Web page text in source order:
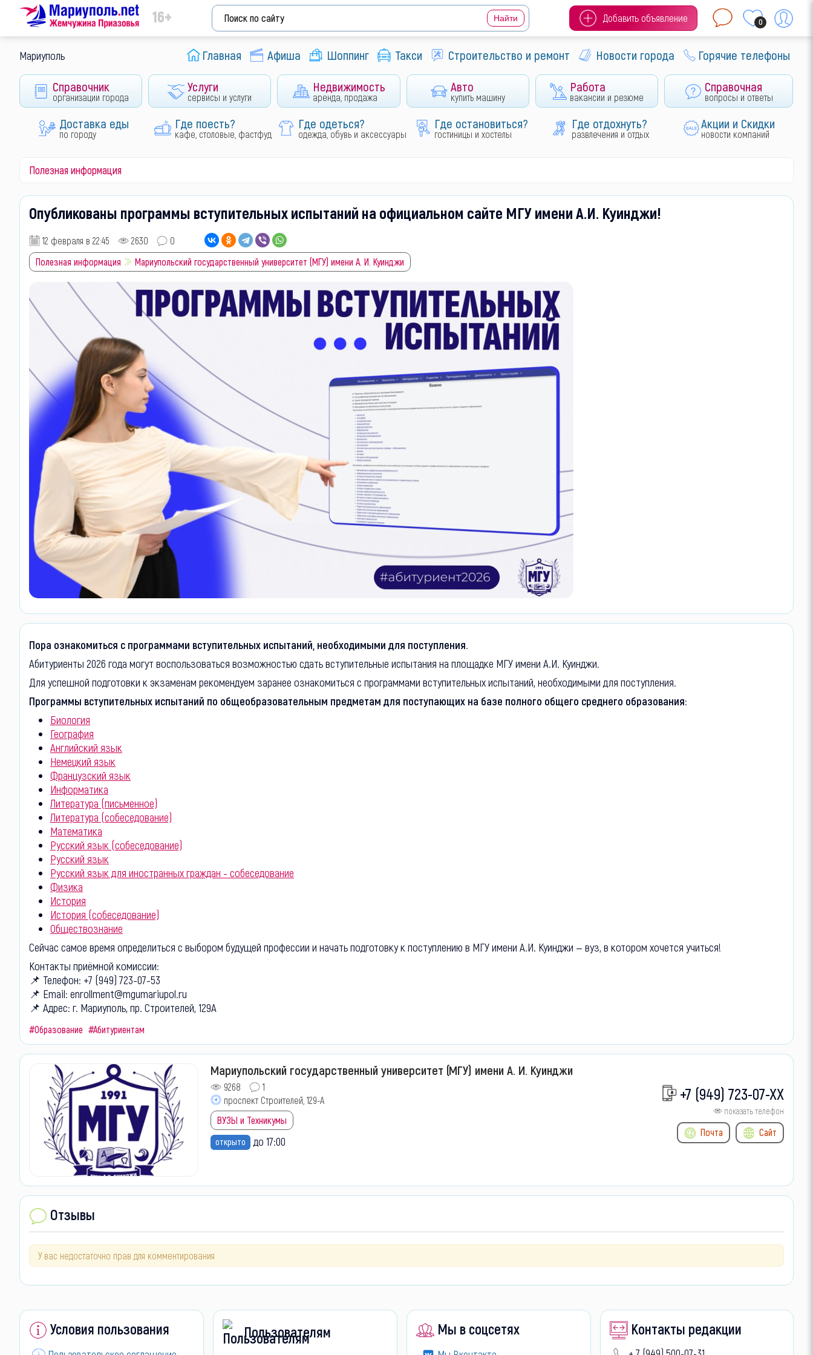
16+ Добавить объявление 0
Мариуполь Главная Афиша Шоппинг Такси Строительство и ремонт Новости города Горячие телефоны
Справочник
организации города
Услуги
сервисы и услуги
Недвижимость
аренда, продажа
Авто
купить машину
Работа
вакансии и резюме
Справочная
вопросы и ответы
Доставка еды
по городу
Где поесть?
кафе, столовые, фастфуд
Где одеться?
одежда, обувь и аксессуары
Где остановиться?
гостиницы и хостелы
Где отдохнуть?
развлечения и отдых
Акции и Скидки
новости компаний
Полезная информация
Опубликованы программы вступительных испытаний на официальном сайте МГУ имени А.И. Куинджи!
12 февраля в 22:45 2630
0
Полезная информация
Мариупольский государственный университет (МГУ) имени А. И. Куинджи
Пора ознакомиться с программами вступительных испытаний, необходимыми для поступления.
Абитуриенты 2026 года могут воспользоваться возможностью сдать вступительные испытания на площадке МГУ имени А.И. Куинджи.
Для успешной подготовки к экзаменам рекомендуем заранее ознакомиться с программами вступительных испытаний, необходимыми для поступления.
Программы вступительных испытаний по общеобразовательным предметам для поступающих на базе полного общего среднего образования:
Биология
География
Английский язык
Немецкий язык
Французский язык
Информатика
Литература (письменное)
Литература (собеседование)
Математика
Русский язык (собеседование)
Русский язык
Русский язык для иностранных граждан - собеседование
Физика
История
История (собеседование)
Обществознание
Сейчас самое время определиться с выбором будущей профессии и начать подготовку к поступлению в МГУ имени А.И. Куинджи — вуз, в котором хочется учиться!
Контакты приёмной комиссии:
📌 Телефон: +7 (949) 723-07-53
📌 Email: enrollment@mgumariupol.ru
📌 Адрес: г. Мариуполь, пр. Строителей, 129А
#Образование #Абитуриентам
Мариупольский государственный университет (МГУ) имени А. И. Куинджи
9268
1
проспект Строителей, 129-А
ВУЗЫ и Техникумы
открыто до 17:00
+7 (949) 723-07-XX
показать телефон
Почта Cайт
Отзывы
У вас недостаточно прав для комментирования
Условия пользования Пользователям Мы в соцсетях Контакты редакции